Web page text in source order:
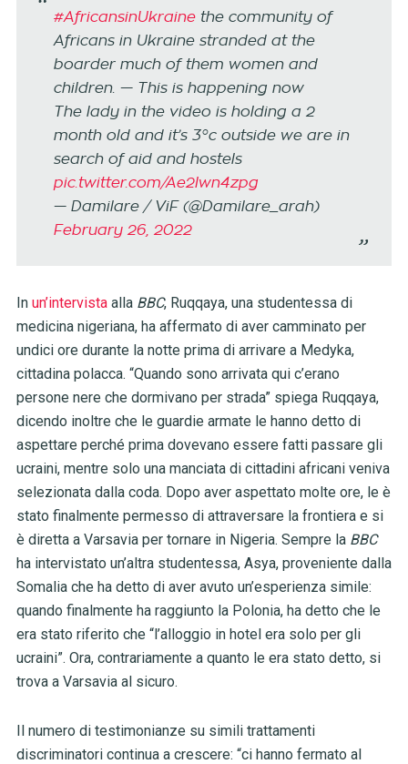
#AfricansinUkrainethe community of
Africans in Ukraine stranded at the
boarder much of them women and
children. — This is happening now
The lady in the video is holding a 2
month old and it’s 3°c outside we are in
search of aid and hostels
pic.twitter.com/Ae2Iwn4zpg
— Damilare / ViF (@Damilare_arah)
February 26, 2022
In un’intervista alla BBC, Ruqqaya, una studentessa di
medicina nigeriana, ha affermato di aver camminato per
undici ore durante la notte prima di arrivare a Medyka,
cittadina polacca. “Quando sono arrivata qui c’erano
persone nere che dormivano per strada” spiega Ruqqaya,
dicendo inoltre che le guardie armate le hanno detto di
aspettare perché prima dovevano essere fatti passare gli
ucraini, mentre solo una manciata di cittadini africani veniva
selezionata dalla coda. Dopo aver aspettato molte ore, le è
stato finalmente permesso di attraversare la frontiera e si
è diretta a Varsavia per tornare in Nigeria. Sempre la BBC
ha intervistato un’altra studentessa, Asya, proveniente dalla
Somalia che ha detto di aver avuto un’esperienza simile:
quando finalmente ha raggiunto la Polonia, ha detto che le
era stato riferito che “l’alloggio in hotel era solo per gli
ucraini”. Ora, contrariamente a quanto le era stato detto, si
trova a Varsavia al sicuro.
Il numero di testimonianze su simili trattamenti
discriminatori continua a crescere: “ci hanno fermato al